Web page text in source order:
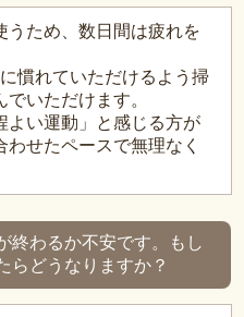
うため、数日間は疲れを
慣れていただけるよう掃
いただけます。
よい運動」と感じる方が
せたペースで無理なく
終わるか不安です。もし
らどうなりますか？